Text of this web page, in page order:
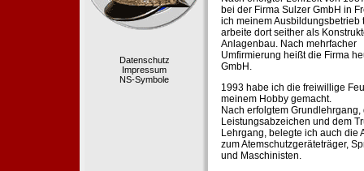
Datenschutz
Impressum
NS-Symbole
bei der Firma Sulzer GmbH in
ich meinem Ausbildungsbetrieb
arbeite dort seither als
Anlagenbau. Nach mehrfacher
Umfirmierung heißt die Firma
GmbH.
1993 habe ich die freiwillige
meinem Hobby gemacht.
Nach erfolgtem Grundlehrgang,
Leistungsabzeichen und dem
Lehrgang, belegte ich auch die
zum Atemschutzgeräteträger,
und Maschinisten.